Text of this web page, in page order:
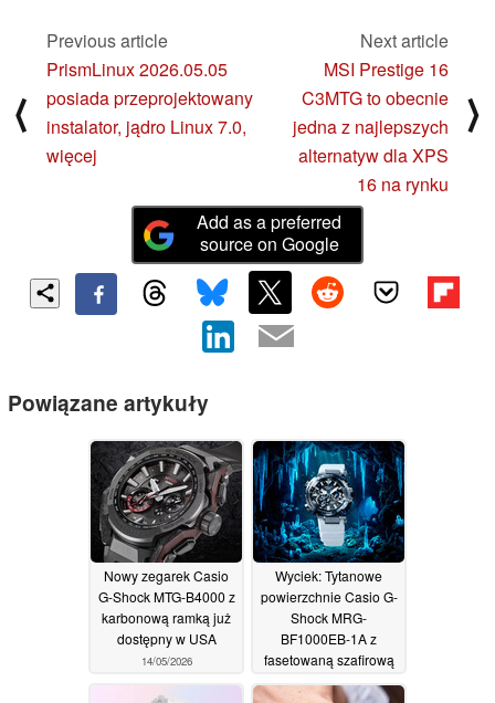
⟨
Previous article
PrismLinux 2026.05.05
posiada przeprojektowany
instalator, jądro Linux 7.0,
więcej
Next article
MSI Prestige 16
C3MTG to obecnie
jedna z najlepszych
alternatyw dla XPS
16 na rynku
⟩
Add as a preferred
source on Google
Powiązane artykuły
Nowy zegarek Casio
G-Shock MTG-B4000 z
karbonową ramką już
dostępny w USA
14/05/2026
Wyciek: Tytanowe
powierzchnie Casio G-
Shock MRG-
BF1000EB-1A z
fasetowaną szafirową